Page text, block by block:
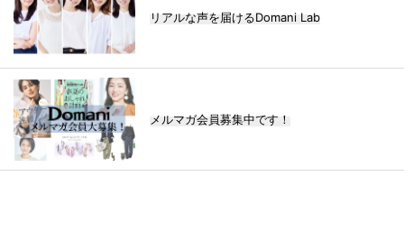
リアルな声を届けるDomani Lab
メルマガ会員募集中です！